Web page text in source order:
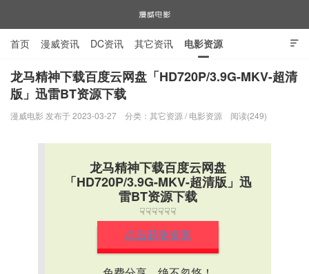
漫威电影

首页 漫威资讯 DC资讯 其它资讯 电影资源
电视剧资源 漫威图片
龙马精神下载百度云网盘「HD720P/3.9G-MKV-超清
版」迅雷BT资源下载
漫威电影 发布于 2023-03-27 分类： 其它资源 / 电影资源 阅读(249)
龙马精神下载百度云网盘
「HD720P/3.9G-MKV-超清版」迅
雷BT资源下载
☟☟☟☟☟☟
点击获取资源